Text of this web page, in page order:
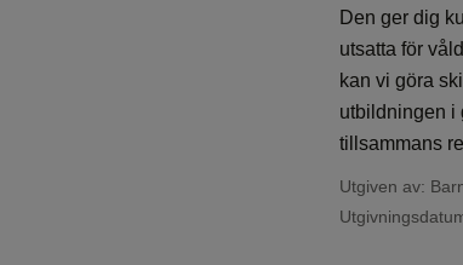
Den ger dig
utsatta för
kan vi göra
utbildningen i
tillsammans
Utgiven av: